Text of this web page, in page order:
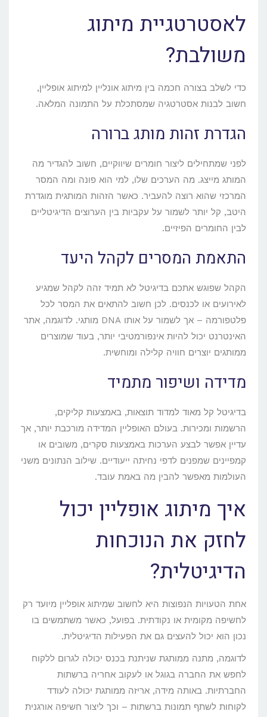
לאסטרטגיית מיתוג
משולבת?
כדי לשלב בצורה חכמה בין מיתוג אונליין למיתוג אופליין,
חשוב לבנות אסטרטגיה שמסתכלת על התמונה המלאה.
הגדרת זהות מותג ברורה
לפני שמתחילים ליצור חומרים שיווקיים, חשוב להגדיר מה
המותג מייצג. מה הערכים שלו, למי הוא פונה ומה המסר
המרכזי שהוא רוצה להעביר. כאשר הזהות המותגית מוגדרת
היטב, קל יותר לשמור על עקביות בין הערוצים הדיגיטליים
לבין החומרים הפיזיים.
התאמת המסרים לקהל היעד
הקהל שפוגש אתכם בדיגיטל לא תמיד זהה לקהל שמגיע
לאירועים או לכנסים. לכן חשוב להתאים את המסר לכל
פלטפורמה – אך לשמור על אותו DNA מותגי. לדוגמה, אתר
האינטרנט יכול להיות אינפורמטיבי יותר, בעוד שמוצרים
ממותגים יוצרים חוויה קלילה ומוחשית.
מדידה ושיפור מתמיד
בדיגיטל קל מאוד למדוד תוצאות, באמצעות קליקים,
הרשמות ומכירות. בעולם האופליין המדידה מורכבת יותר, אך
עדיין אפשר לבצע הערכות באמצעות סקרים, משובים או
קמפיינים שמפנים לדפי נחיתה ייעודיים. שילוב הנתונים משני
העולמות מאפשר להבין מה באמת עובד.
איך מיתוג אופליין יכול
לחזק את הנוכחות
הדיגיטלית?
אחת הטעויות הנפוצות היא לחשוב שמיתוג אופליין מיועד רק
לחשיפה מקומית או נקודתית. בפועל, כאשר משתמשים בו
נכון הוא יכול להעצים גם את הפעילות הדיגיטלית.
לדוגמה, מתנה ממותגת שניתנת בכנס יכולה לגרום ללקוח
לחפש את החברה בגוגל או לעקוב אחריה ברשתות
החברתיות. באותה מידה, אריזה ממותגת יכולה לעודד
לקוחות לשתף תמונות ברשתות – וכך ליצור חשיפה אורגנית